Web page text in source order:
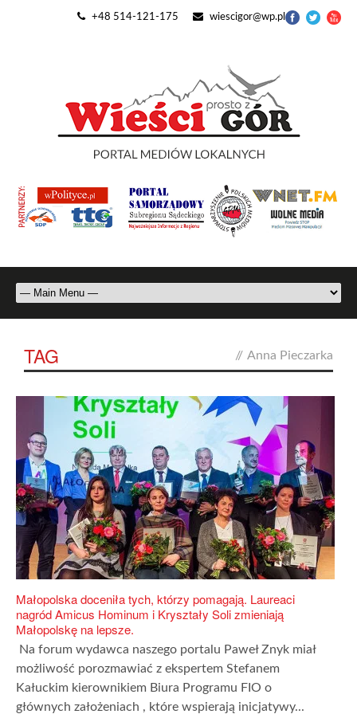
+48 514-121-175 wiescigor@wp.pl
TAG // Anna Pieczarka
Małopolska doceniła tych, którzy pomagają. Laureaci
nagród Amicus Hominum i Kryształy Soli zmieniają
Małopolskę na lepsze.
Na forum wydawca naszego portalu Paweł Znyk miał
możliwość porozmawiać z ekspertem Stefanem
Kałuckim kierownikiem Biura Programu FIO o
głównych założeniach , które wspierają inicjatywy...